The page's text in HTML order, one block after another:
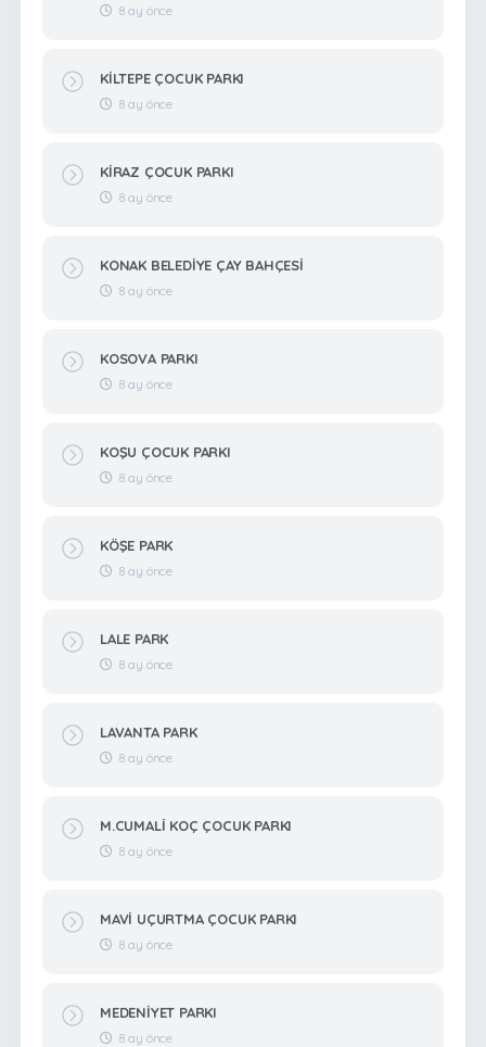
8 ay önce
KİLTEPE ÇOCUK PARKI
8 ay önce
KİRAZ ÇOCUK PARKI
8 ay önce
KONAK BELEDİYE ÇAY BAHÇESİ
8 ay önce
KOSOVA PARKI
8 ay önce
KOŞU ÇOCUK PARKI
8 ay önce
KÖŞE PARK
8 ay önce
LALE PARK
8 ay önce
LAVANTA PARK
8 ay önce
M.CUMALİ KOÇ ÇOCUK PARKI
8 ay önce
MAVİ UÇURTMA ÇOCUK PARKI
8 ay önce
MEDENİYET PARKI
8 ay önce